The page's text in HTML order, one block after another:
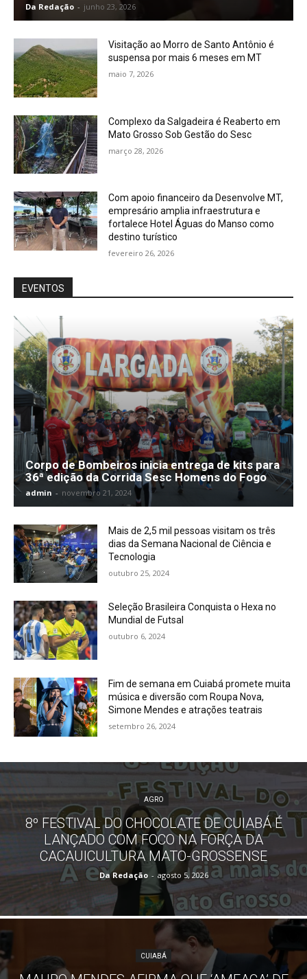
Da Redação - junho 23, 2026
Visitação ao Morro de Santo Antônio é
suspensa por mais 6 meses em MT
maio 7, 2026
Complexo da Salgadeira é Reaberto em
Mato Grosso Sob Gestão do Sesc
março 28, 2026
Com apoio financeiro da Desenvolve MT,
empresário amplia infraestrutura e
fortalece Hotel Águas do Manso como
destino turístico
fevereiro 26, 2026
EVENTOS
Corpo de Bombeiros inicia entrega de kits para
36ª edição da Corrida Sesc Homens do Fogo
admin - novembro 21, 2024
Mais de 2,5 mil pessoas visitam os três
dias da Semana Nacional de Ciência e
Tecnologia
outubro 25, 2024
Seleção Brasileira Conquista o Hexa no
Mundial de Futsal
outubro 6, 2024
Fim de semana em Cuiabá promete muita
música e diversão com Roupa Nova,
Simone Mendes e atrações teatrais
setembro 26, 2024
AGRO
8º FESTIVAL DO CHOCOLATE DE CUIABÁ É
LANÇADO COM FOCO NA FORÇA DA
CACAUICULTURA MATO-GROSSENSE
Da Redação - agosto 5, 2026
CUIABÁ